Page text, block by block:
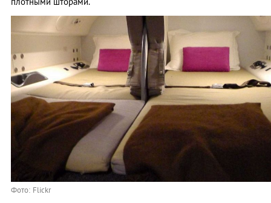
Фото: Flickr